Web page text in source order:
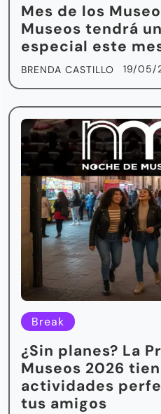
Mes de los
Museos tendrá
especial este
BRENDA CASTILLO 19/05/
Break
¿Sin planes? La
Museos 2026
actividades
tus amigos